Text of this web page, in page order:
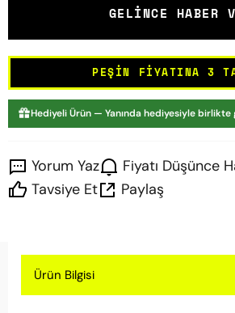
GELINCE HABER
PEŞIN FIYATINA 3
Hediyeli Ürün — Yanında hediyesiyle
Yorum Yaz
Fiyatı Düşünce
Tavsiye Et
Paylaş
Ürün Bilgisi